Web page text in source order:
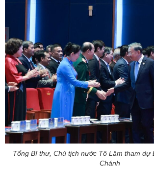
Tổng Bí thư, Chủ tịch nước Tô Lâm tham dự
Chánh